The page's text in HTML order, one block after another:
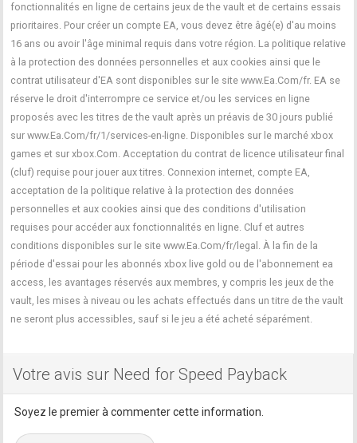
fonctionnalités en ligne de certains jeux de the vault et de certains essais
prioritaires. Pour créer un compte EA, vous devez être âgé(e) d'au moins
16 ans ou avoir l'âge minimal requis dans votre région. La politique relative
à la protection des données personnelles et aux cookies ainsi que le
contrat utilisateur d'EA sont disponibles sur le site www.Ea.Com/fr. EA se
réserve le droit d'interrompre ce service et/ou les services en ligne
proposés avec les titres de the vault après un préavis de 30 jours publié
sur www.Ea.Com/fr/1/services-en-ligne. Disponibles sur le marché xbox
games et sur xbox.Com. Acceptation du contrat de licence utilisateur final
(cluf) requise pour jouer aux titres. Connexion internet, compte EA,
acceptation de la politique relative à la protection des données
personnelles et aux cookies ainsi que des conditions d'utilisation
requises pour accéder aux fonctionnalités en ligne. Cluf et autres
conditions disponibles sur le site www.Ea.Com/fr/legal. À la fin de la
période d'essai pour les abonnés xbox live gold ou de l'abonnement ea
access, les avantages réservés aux membres, y compris les jeux de the
vault, les mises à niveau ou les achats effectués dans un titre de the vault
ne seront plus accessibles, sauf si le jeu a été acheté séparément.
Votre avis sur Need for Speed Payback
Soyez le premier à commenter cette information.